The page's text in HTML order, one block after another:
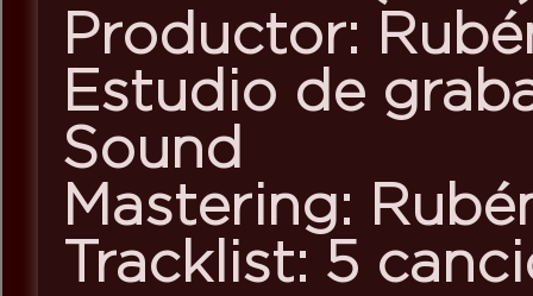
Productor:
Estudio de
Sound
Mastering:
Tracklist: 5